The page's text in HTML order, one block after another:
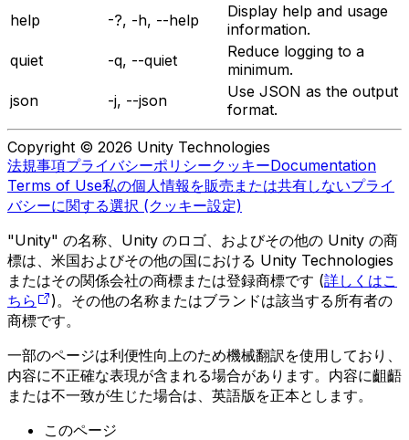
help -?, -h, --help
Display help and usage
information.
quiet
-q, --quiet
Reduce logging to a
minimum.
json
-j, --json
Use JSON as the output
format.
Copyright © 2026 Unity Technologies
法規事項プライバシーポリシークッキーDocumentation
Terms of Use私の個人情報を販売または共有しないプライ
バシーに関する選択 (クッキー設定)
"Unity" の名称、Unity のロゴ、およびその他の Unity の商
標は、米国およびその他の国における Unity Technologies
またはその関係会社の商標または登録商標です (詳しくはこ
ちら
)。その他の名称またはブランドは該当する所有者の
商標です。
一部のページは利便性向上のため機械翻訳を使用しており、
内容に不正確な表現が含まれる場合があります。内容に齟齬
または不一致が生じた場合は、英語版を正本とします。
このページ